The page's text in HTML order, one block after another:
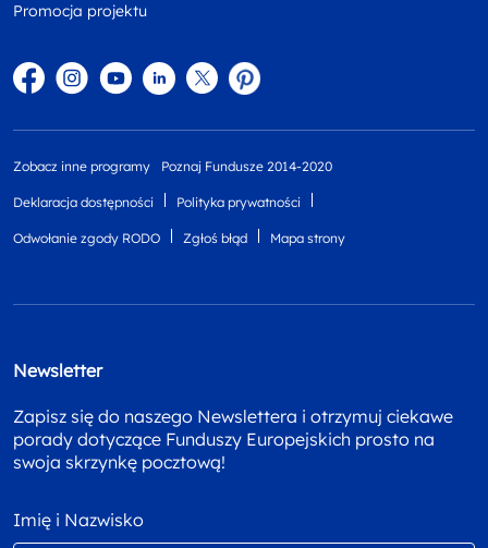
Promocja projektu
FacebookInstagram
YouTubeLinkedintwitterPinterest
Zobacz inne programy Poznaj Fundusze 2014-2020
Deklaracja dostępności Polityka prywatności
Odwołanie zgody RODO Zgłoś błąd Mapa strony
Newsletter
Zapisz się do naszego Newslettera i otrzymuj ciekawe
porady dotyczące Funduszy Europejskich prosto na
swoja skrzynkę pocztową!
Imię i Nazwisko